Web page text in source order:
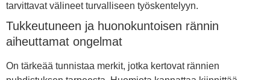
tarvittavat välineet turvalliseen työskentelyyn.
Tukkeutuneen ja huonokuntoisen rännin
aiheuttamat ongelmat
On tärkeää tunnistaa merkit, jotka kertovat rännien